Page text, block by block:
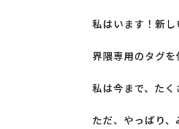
私はいます！新
界隈専用のタグ
私は今まで、た
ただ、やっぱり